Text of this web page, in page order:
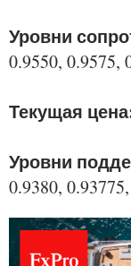
Уровни
0.9550, 0.9575,
Текущая
Уровни
0.9380,